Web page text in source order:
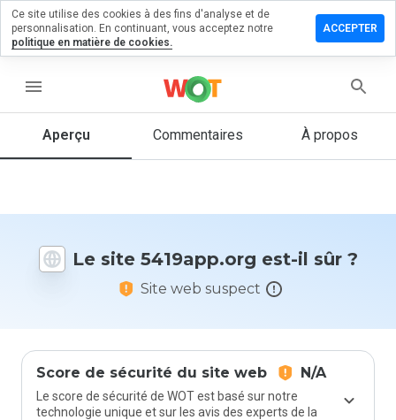
menu
Aperçu Commentaires À propos
Le site 5419app.org est-il sûr ?
Site web suspect
Score de sécurité du site web N/A
Le score de sécurité de WOT est basé sur notre
technologie unique et sur les avis des experts de la
un
1 et 5
vous à ce
site ?
Ce site utilise des cookies à des fins d'analyse et de
personnalisation. En continuant, vous acceptez notre
politique en matière de cookies.
ACCEPTER